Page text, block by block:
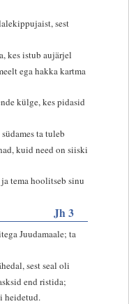
sest
kes istub aujärjel
ega hakka kartma
külge, kes pidasid
ta tuleb
kuid need on siiski
tema hoolitseb sinu
Jh 3
Juudamaale; ta
sest seal oli
end ristida;
heidetud.